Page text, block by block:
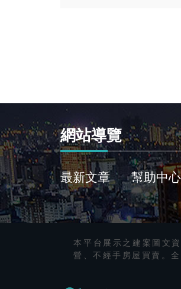
網站導覽
最新文章 幫助中心
本平台展示之建案圖文
營、不經手房屋買賣。